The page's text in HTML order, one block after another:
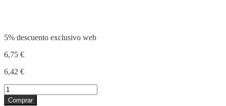
5% descuento exclusivo web
6,75 €
6,42 €
LEVIATAN
cantidad
Comprar